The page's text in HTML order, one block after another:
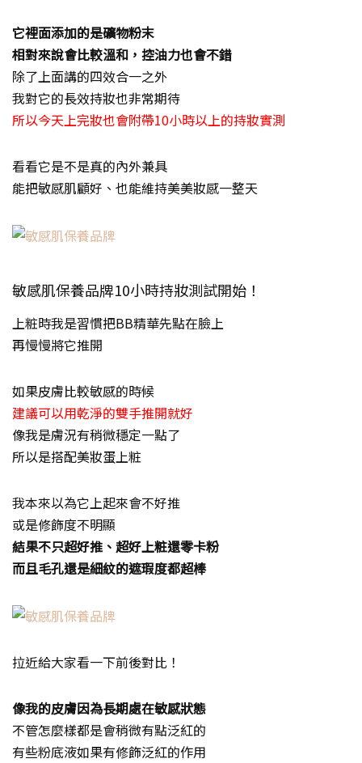
它裡面添加的是礦物粉末
相對來說會比較溫和，控油力也會不錯
除了上面講的四效合一之外
我對它的長效持妝也非常期待
所以今天上完妝也會附帶10小時以上的持妝實測
看看它是不是真的內外兼具
能把敏感肌顧好、也能維持美美妝感一整天
敏感肌保養品牌10小時持妝測試開始！
上粧時我是習慣把BB精華先點在臉上
再慢慢將它推開
如果皮膚比較敏感的時候
建議可以用乾淨的雙手推開就好
像我是膚況有稍微穩定一點了
所以是搭配美妝蛋上粧
我本來以為它上起來會不好推
或是修飾度不明顯
結果不只超好推、超好上粧還零卡粉
而且毛孔還是細紋的遮瑕度都超棒
拉近給大家看一下前後對比！
像我的皮膚因為長期處在敏感狀態
不管怎麼樣都是會稍微有點泛紅的
有些粉底液如果有修飾泛紅的作用